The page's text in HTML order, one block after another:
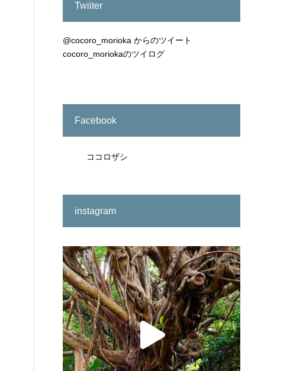
Twiiter
@cocoro_morioka からのツイート
cocoro_moriokaのツイログ
Facebook
ココロザシ
instagram